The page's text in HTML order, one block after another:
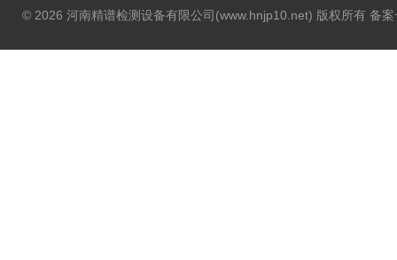
© 2026 河南精谱检测设备有限公司(www.hnjp10.net) 版权所有 备案